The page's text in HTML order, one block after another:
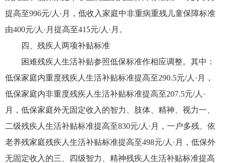
提高至996元/人·月，低收入家庭中非重病重残儿童保障标准
由400元/人·月提高至415元/人·月。
四、残疾人两项补贴标准
困难残疾人生活补贴参照低保标准作相应调整。其中：
低保家庭内重度残疾人生活补贴标准提高至290.5元/人·月，
低保家庭内非重度残疾人生活补贴标准提高至207.5元/人·
月，低保家庭外无固定收入的智力、肢体、精神、视力一、
二级残疾人生活补贴标准提高至830元/人·月，一户多残、依
老养残家庭残疾人生活补贴标准提高至498元/人·月，低保外
无固定收入的三、四级智力、精神残疾人生活补贴标准提高